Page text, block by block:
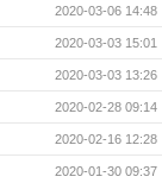
2020-03-06 14:48
2020-03-03 15:01
2020-03-03 13:26
2020-02-28 09:14
2020-02-16 12:28
2020-01-30 09:37